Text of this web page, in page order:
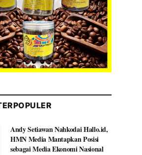
Andy Setiawan Nahkodai Hallo.id,
HMN Media Mantapkan Posisi
sebagai Media Ekonomi Nasional